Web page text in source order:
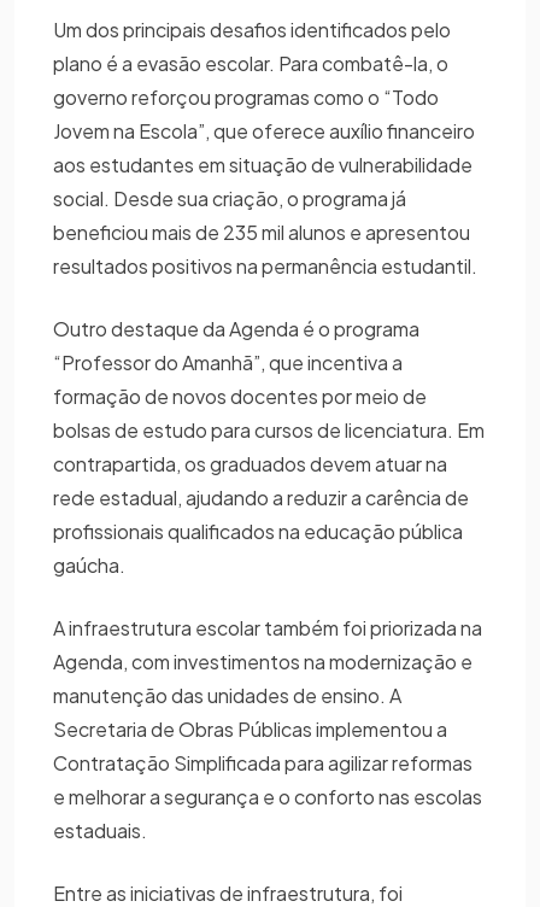
Um dos principais desafios identificados pelo
plano é a evasão escolar. Para combatê-la, o
governo reforçou programas como o “Todo
Jovem na Escola”, que oferece auxílio financeiro
aos estudantes em situação de vulnerabilidade
social. Desde sua criação, o programa já
beneficiou mais de 235 mil alunos e apresentou
resultados positivos na permanência estudantil.
Outro destaque da Agenda é o programa
“Professor do Amanhã”, que incentiva a
formação de novos docentes por meio de
bolsas de estudo para cursos de licenciatura. Em
contrapartida, os graduados devem atuar na
rede estadual, ajudando a reduzir a carência de
profissionais qualificados na educação pública
gaúcha.
A infraestrutura escolar também foi priorizada na
Agenda, com investimentos na modernização e
manutenção das unidades de ensino. A
Secretaria de Obras Públicas implementou a
Contratação Simplificada para agilizar reformas
e melhorar a segurança e o conforto nas escolas
estaduais.
Entre as iniciativas de infraestrutura, foi